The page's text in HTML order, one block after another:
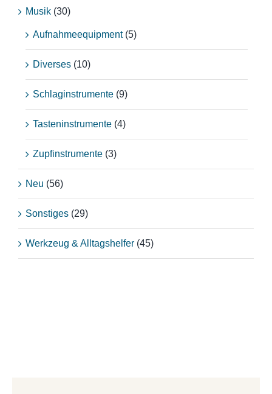
Musik (30)
Aufnahmeequipment (5)
Diverses (10)
Schlaginstrumente (9)
Tasteninstrumente (4)
Zupfinstrumente (3)
Neu (56)
Sonstiges (29)
Werkzeug & Alltagshelfer (45)